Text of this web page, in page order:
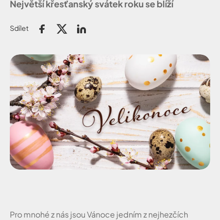
Sdílet
Největší křesťanský svátek roku se blíží
Pro mnohé z nás jsou Vánoce jedním z nejhezčích